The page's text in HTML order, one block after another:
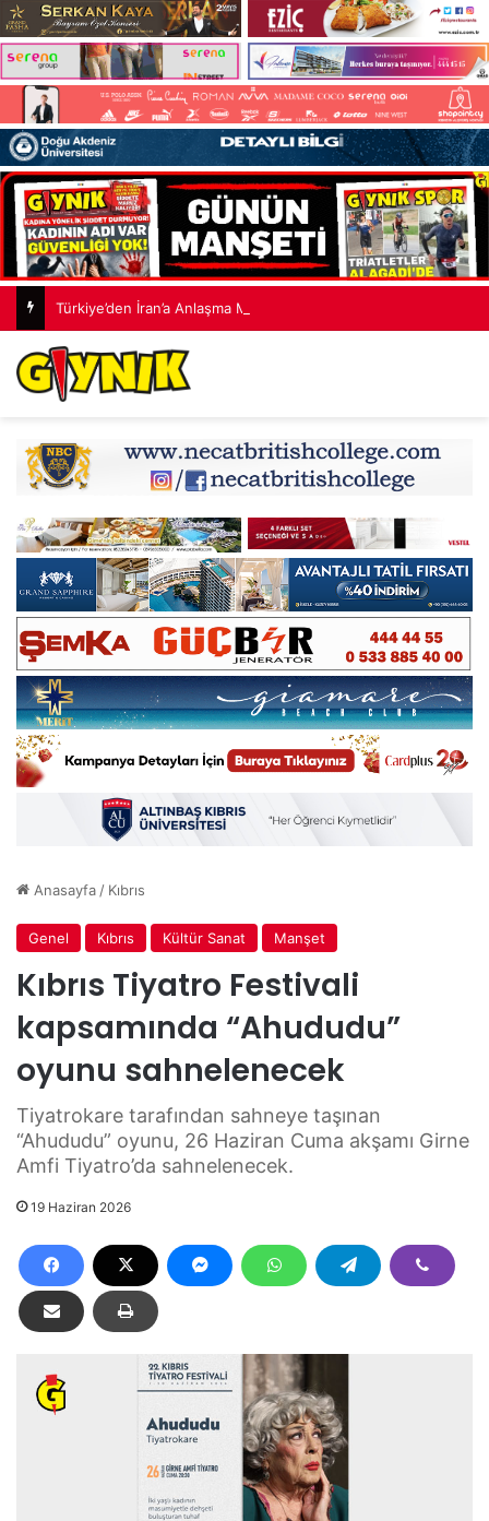
Türkiye’den İran’a Anlaşma Mesajı
Anasayfa/ Kıbrıs
Genel Kıbrıs Kültür Sanat Manşet
Kıbrıs Tiyatro Festivali
kapsamında “Ahududu”
oyunu sahnelenecek
Tiyatrokare tarafından sahneye taşınan
“Ahududu” oyunu, 26 Haziran Cuma akşamı Girne
Amfi Tiyatro’da sahnelenecek.
19 Haziran 2026